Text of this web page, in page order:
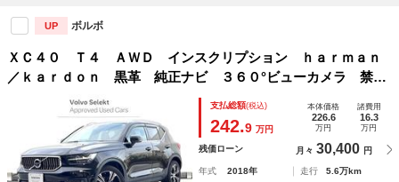
UP ボルボ
ＸＣ４０ Ｔ４ ＡＷＤ インスクリプション ｈａｒｍａｎ
／ｋａｒｄｏｎ 黒革 純正ナビ ３６０°ビューカメラ 禁煙
車 メモリー機能付きパワーシート シートヒーター パワー
テールゲート Ｂｌｕｅｔｏｏｔｈ ＥＴＣ ルーフレール
フルフラットシート
支払総額(税込)
242.9 万円
本体価格
226.6
万円
諸費用
16.3
万円
残価ローン 月々 30,400 円
年式 2018年 走行
5.6万km